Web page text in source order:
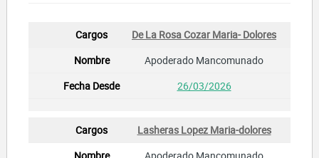
De La Rosa Cozar Maria- Dolores
Apoderado Mancomunado
26/03/2026
Lasheras Lopez Maria-dolores
Apoderado Mancomunado